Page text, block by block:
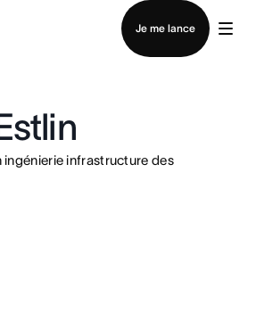
Je me lance
le service commercial
ingénierie infrastructure des